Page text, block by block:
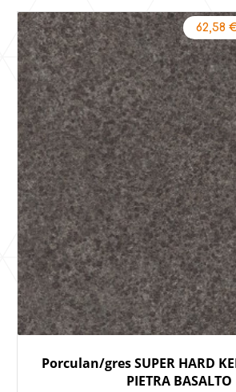
Porculan/gres SUPER HARD
PIETRA BASALTO
62,58